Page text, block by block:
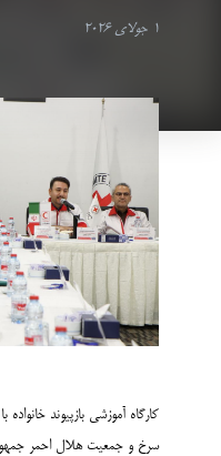
1 جولای 2026
کارگاه آموزشی بازپیوند